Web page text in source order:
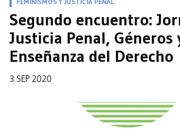
Segundo encuentro:
Justicia Penal, Géneros
Enseñanza del Derecho
3 SEP 2020